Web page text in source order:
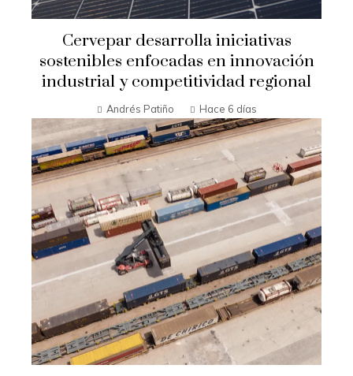
Cervepar desarrolla iniciativas
sostenibles enfocadas en innovación
industrial y competitividad regional
Andrés Patiño Hace 6 días